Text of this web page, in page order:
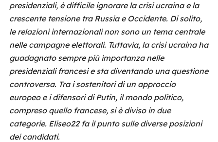
presidenziali, è difficile ignorare la crisi ucraina e la
crescente tensione tra Russia e Occidente. Di solito,
le relazioni internazionali non sono un tema centrale
nelle campagne elettorali. Tuttavia, la crisi ucraina ha
guadagnato sempre più importanza nelle
presidenziali francesi e sta diventando una questione
controversa. Tra i sostenitori di un approccio
europeo e i difensori di Putin, il mondo politico,
compreso quello francese, si è diviso in due
categorie. Eliseo22 fa il punto sulle diverse posizioni
dei candidati.